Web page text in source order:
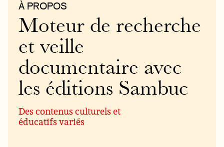
À PROPOS
Moteur de recherche
et veille
documentaire avec
les éditions Sambuc
Des contenus culturels et
éducatifs variés